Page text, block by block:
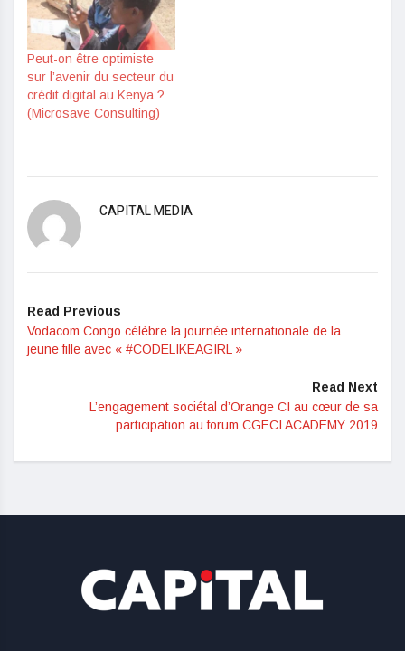
Peut-on être optimiste
sur l’avenir du secteur du
crédit digital au Kenya ?
(Microsave Consulting)
CAPITAL MEDIA
Read Previous
Vodacom Congo célèbre la journée internationale de la
jeune fille avec « #CODELIKEAGIRL »
Read Next
L’engagement sociétal d’Orange CI au cœur de sa
participation au forum CGECI ACADEMY 2019